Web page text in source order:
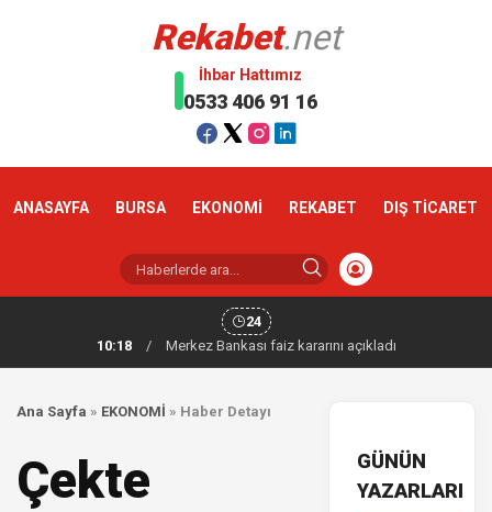
Rekabet.net
İhbar Hattımız
0533 406 91 16
ANASAYFA BURSA EKONOMİ REKABET DIŞ TİCARET
24
10:18
/ Merkez Bankası faiz kararını açıkladı
Ana Sayfa » EKONOMİ » Haber Detayı
Çekte
GÜNÜN
YAZARLARI